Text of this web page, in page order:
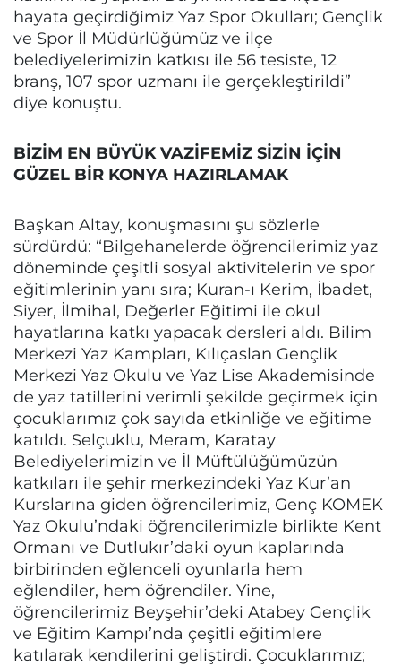
hayata geçirdiğimiz Yaz Spor Okulları; Gençlik
ve Spor İl Müdürlüğümüz ve ilçe
belediyelerimizin katkısı ile 56 tesiste, 12
branş, 107 spor uzmanı ile gerçekleştirildi”
diye konuştu.
BİZİM EN BÜYÜK VAZİFEMİZ SİZİN İÇİN
GÜZEL BİR KONYA HAZIRLAMAK
Başkan Altay, konuşmasını şu sözlerle
sürdürdü: “Bilgehanelerde öğrencilerimiz yaz
döneminde çeşitli sosyal aktivitelerin ve spor
eğitimlerinin yanı sıra; Kuran-ı Kerim, İbadet,
Siyer, İlmihal, Değerler Eğitimi ile okul
hayatlarına katkı yapacak dersleri aldı. Bilim
Merkezi Yaz Kampları, Kılıçaslan Gençlik
Merkezi Yaz Okulu ve Yaz Lise Akademisinde
de yaz tatillerini verimli şekilde geçirmek için
çocuklarımız çok sayıda etkinliğe ve eğitime
katıldı. Selçuklu, Meram, Karatay
Belediyelerimizin ve İl Müftülüğümüzün
katkıları ile şehir merkezindeki Yaz Kur’an
Kurslarına giden öğrencilerimiz, Genç KOMEK
Yaz Okulu’ndaki öğrencilerimizle birlikte Kent
Ormanı ve Dutlukır’daki oyun kaplarında
birbirinden eğlenceli oyunlarla hem
eğlendiler, hem öğrendiler. Yine,
öğrencilerimiz Beyşehir’deki Atabey Gençlik
ve Eğitim Kampı’nda çeşitli eğitimlere
katılarak kendilerini geliştirdi. Çocuklarımız;